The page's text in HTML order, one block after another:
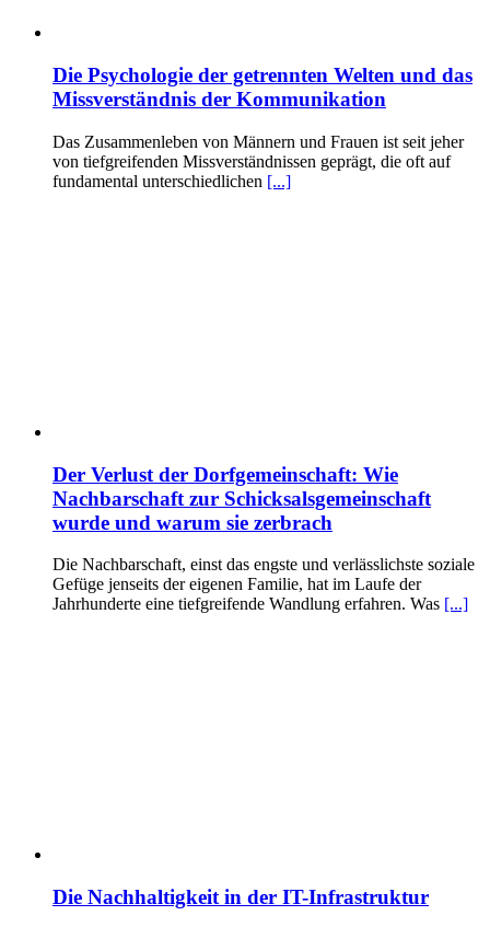
Die Psychologie der getrennten Welten und das
Missverständnis der Kommunikation
Das Zusammenleben von Männern und Frauen ist seit jeher
von tiefgreifenden Missverständnissen geprägt, die oft auf
fundamental unterschiedlichen [...]
Der Verlust der Dorfgemeinschaft: Wie
Nachbarschaft zur Schicksalsgemeinschaft
wurde und warum sie zerbrach
Die Nachbarschaft, einst das engste und verlässlichste soziale
Gefüge jenseits der eigenen Familie, hat im Laufe der
Jahrhunderte eine tiefgreifende Wandlung erfahren. Was [...]
Die Nachhaltigkeit in der IT-Infrastruktur